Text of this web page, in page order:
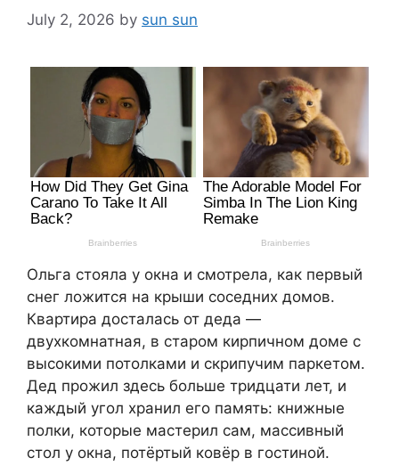
July 2, 2026 by sun sun
Ольга стояла у окна и смотрeлa, как первый
снег ложится на крыши соседних домов.
Квартира досталась от деда —
двухкомнатная, в старом кирпичном доме с
высокими потолками и скрипучим паркетом.
Дед прожил здесь больше тридцати лет, и
каждый угол хранил его память: книжные
полки, которые мастерил сам, массивный
стол у окна, потёртый ковёр в гостиной.